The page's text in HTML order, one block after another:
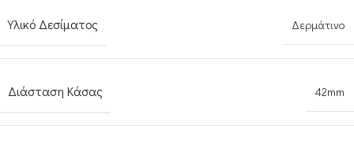
Υλικό Δεσίματος Δερμάτινο
Διάσταση Κάσας 42mm